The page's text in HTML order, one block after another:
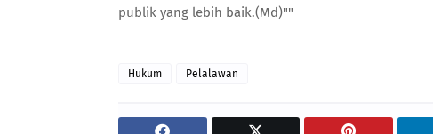
publik yang lebih baik.(Md)""
Hukum Pelalawan